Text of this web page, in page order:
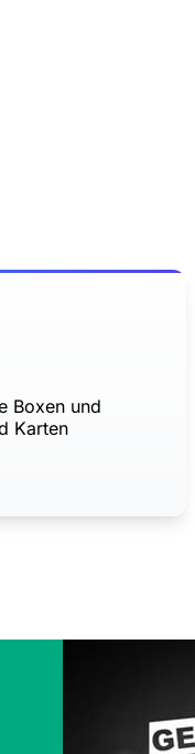
Boxen und
Karten